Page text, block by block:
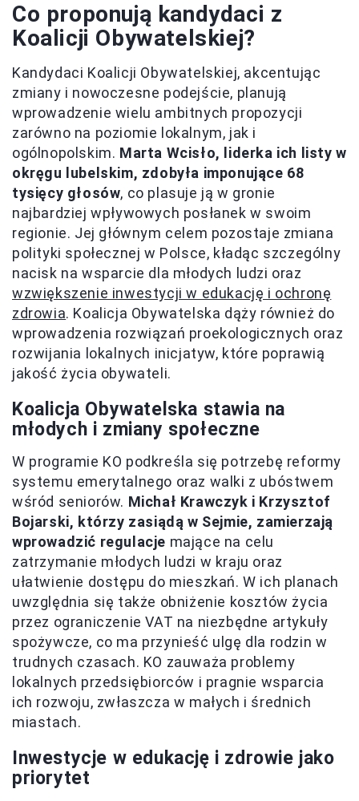
Co proponują kandydaci z
Koalicji Obywatelskiej?
Kandydaci Koalicji Obywatelskiej, akcentując
zmiany i nowoczesne podejście, planują
wprowadzenie wielu ambitnych propozycji
zarówno na poziomie lokalnym, jak i
ogólnopolskim. Marta Wcisło, liderka ich listy w
okręgu lubelskim, zdobyła imponujące 68
tysięcy głosów, co plasuje ją w gronie
najbardziej wpływowych posłanek w swoim
regionie. Jej głównym celem pozostaje zmiana
polityki społecznej w Polsce, kładąc szczególny
nacisk na wsparcie dla młodych ludzi oraz
wzwiększenie inwestycji w edukację i ochronę
zdrowia. Koalicja Obywatelska dąży również do
wprowadzenia rozwiązań proekologicznych oraz
rozwijania lokalnych inicjatyw, które poprawią
jakość życia obywateli.
Koalicja Obywatelska stawia na
młodych i zmiany społeczne
W programie KO podkreśla się potrzebę reformy
systemu emerytalnego oraz walki z ubóstwem
wśród seniorów. Michał Krawczyk i Krzysztof
Bojarski, którzy zasiądą w Sejmie, zamierzają
wprowadzić regulacje mające na celu
zatrzymanie młodych ludzi w kraju oraz
ułatwienie dostępu do mieszkań. W ich planach
uwzględnia się także obniżenie kosztów życia
przez ograniczenie VAT na niezbędne artykuły
spożywcze, co ma przynieść ulgę dla rodzin w
trudnych czasach. KO zauważa problemy
lokalnych przedsiębiorców i pragnie wsparcia
ich rozwoju, zwłaszcza w małych i średnich
miastach.
Inwestycje w edukację i zdrowie jako
priorytet